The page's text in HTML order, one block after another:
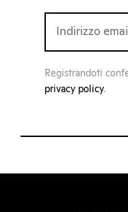
Registrandoti
privacy policy.